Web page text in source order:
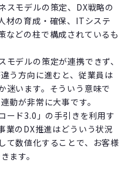
スモデルの策定、DX戦略の
材の育成・確保、ITシステ
などの柱で構成されているも
デルの策定が連携できず、
う方向に進むと、従業員は
迷います。そういう意味で
動が非常に大事です。
ード3.0」の手引きを利用す
業のDX推進はどういう状況
て数値化することで、お客様
ます。